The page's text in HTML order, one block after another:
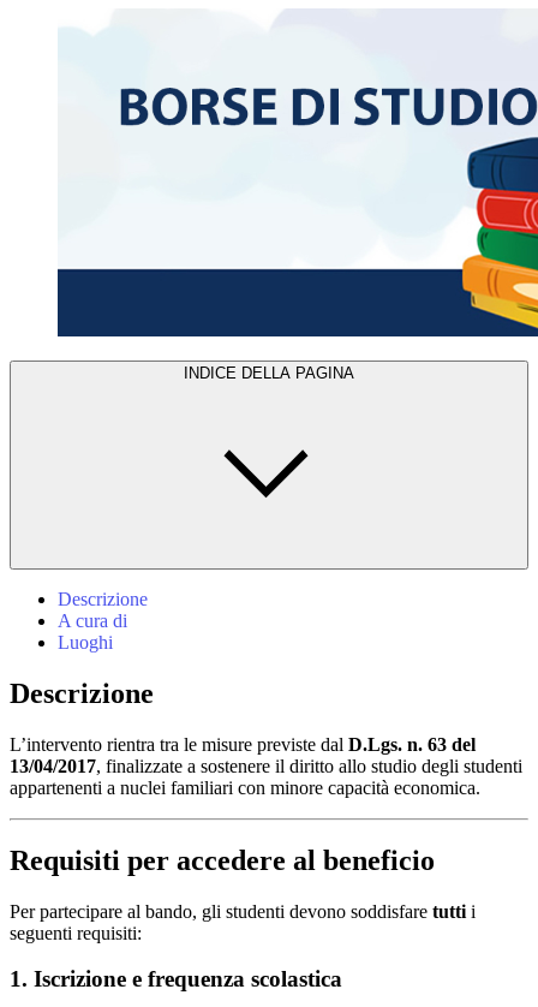
INDICE DELLA PAGINA
Descrizione
A cura di
Luoghi
Descrizione
L’intervento rientra tra le misure previste dal D.Lgs. n. 63 del
13/04/2017, finalizzate a sostenere il diritto allo studio degli studenti
appartenenti a nuclei familiari con minore capacità economica.
Requisiti per accedere al beneficio
Per partecipare al bando, gli studenti devono soddisfare tutti i
seguenti requisiti:
1. Iscrizione e frequenza scolastica